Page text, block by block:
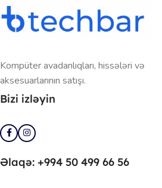
Kompüter avadanlıqları, hissələri və
aksesuarlarının satışı.
Bizi izləyin
Əlaqə: +994 50 499 66 56